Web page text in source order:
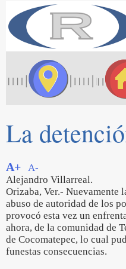
La
A+
A-
Alejandro Villarreal.
Orizaba, Ver.- Nuevamente
abuso de autoridad de los
provocó esta vez un
ahora, de la comunidad de
de Cocomatepec, lo cual
funestas consecuencias.